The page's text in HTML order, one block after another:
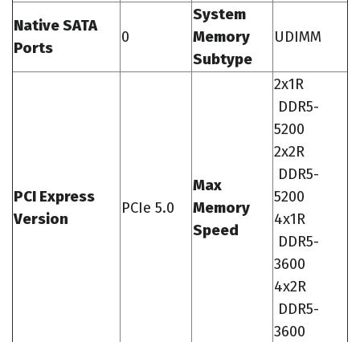
Native SATA
Ports
0
System
Memory
Subtype
UDIMM
PCI Express
Version
PCIe 5.0
Max
Memory
Speed
2x1R
DDR5-
5200
2x2R
DDR5-
5200
4x1R
DDR5-
3600
4x2R
DDR5-
3600